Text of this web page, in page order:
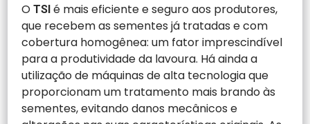
OTSI é mais eficiente e seguro aos produtores,
que recebem as sementes já tratadas e com
cobertura homogênea: um fator imprescindível
para a produtividade da lavoura. Há ainda a
utilização de máquinas de alta tecnologia que
proporcionam um tratamento mais brando às
sementes, evitando danos mecânicos e